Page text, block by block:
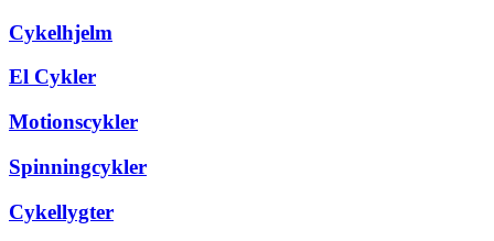
Cykelhjelm
El Cykler
Motionscykler
Spinningcykler
Cykellygter